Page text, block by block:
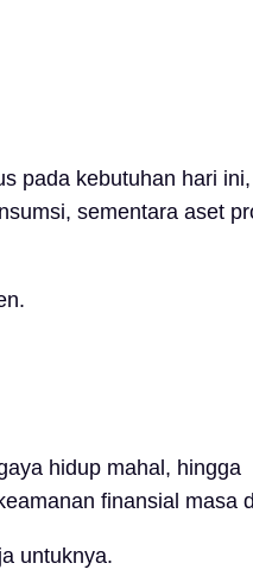
pada kebutuhan hari
sementara aset
hidup mahal, hingga
finansial masa
untuknya.